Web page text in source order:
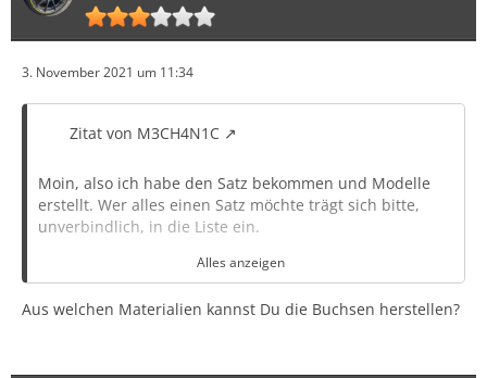
3. November 2021 um 11:34
Zitat von M3CH4N1C
Moin, also ich habe den Satz bekommen und Modelle
erstellt. Wer alles einen Satz möchte trägt sich bitte,
unverbindlich, in die Liste ein.
Den Preis kann ich erst nennen wenn ich eine Stückzahl
vor Augen habe. Ich würde ausschließlich Pakete
anfertigen lassen. Also Widerlager +
Alles anzeigen
Aus welchen Materialien kannst Du die Buchsen herstellen?